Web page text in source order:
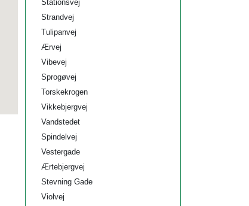
Stationsvej
Strandvej
Tulipanvej
Ærvej
Vibevej
Sprogøvej
Torskekrogen
Vikkebjergvej
Vandstedet
Spindelvej
Vestergade
Ærtebjergvej
Stevning Gade
Violvej